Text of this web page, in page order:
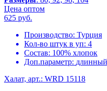
Цена оптом
625 руб.
Производство: Турция
Кол-во штук в уп: 4
Состав: 100% хлопок
Доп.параметр:
Халат, арт.: WRD 15118